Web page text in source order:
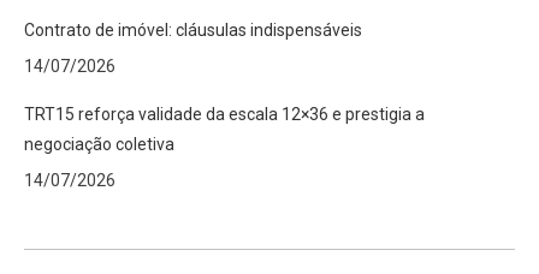
Contrato de imóvel: cláusulas indispensáveis
14/07/2026
TRT15 reforça validade da escala 12×36 e prestigia a
negociação coletiva
14/07/2026